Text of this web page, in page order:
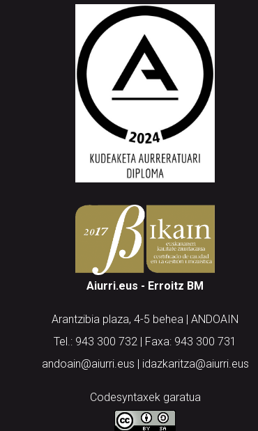
Aiurri.eus - Erroitz BM
Arantzibia plaza, 4-5 behea | ANDOAIN
Tel.: 943 300 732 | Faxa: 943 300 731
andoain@aiurri.eus | idazkaritza@aiurri.eus
Codesyntaxek garatua